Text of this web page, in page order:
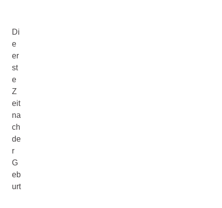
Di
e
er
st
e
Z
eit
na
ch
de
r
G
eb
urt